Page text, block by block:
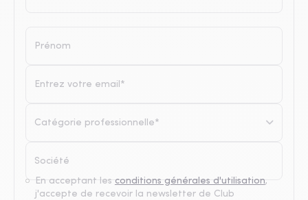
Catégorie professionnelle*
En acceptant les conditions générales d'utilisation,
j'accepte de recevoir la newsletter de Club